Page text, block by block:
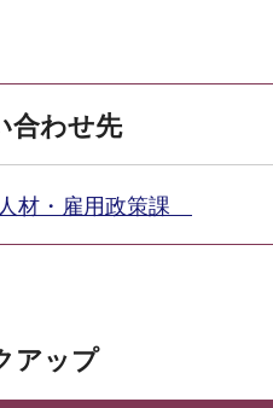
合わせ先
材・雇用政策課
アップ